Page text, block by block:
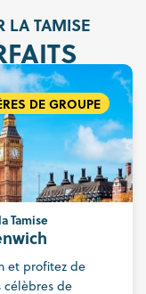
LA TAMISE
DE GROUPE
Tamise
et profitez de
célèbres de